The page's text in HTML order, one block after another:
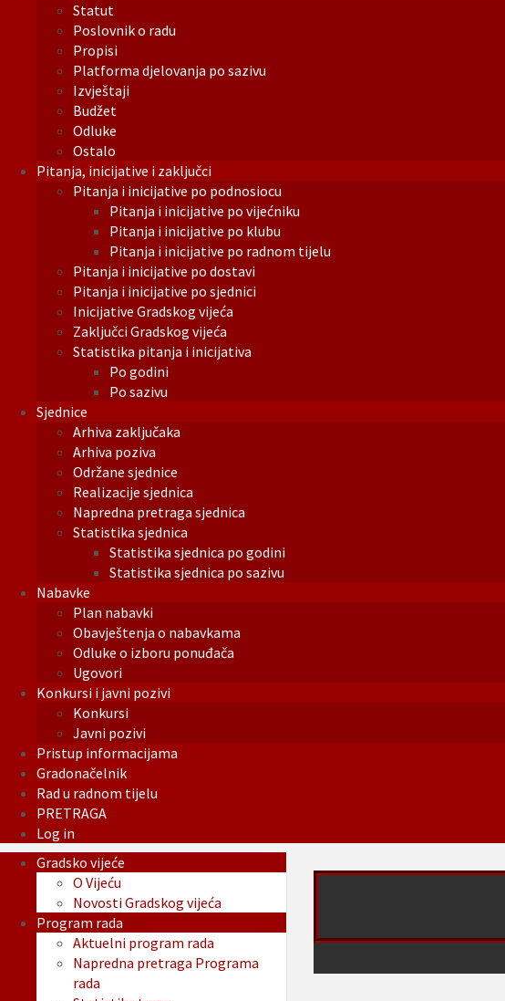
Statut
Poslovnik o radu
Propisi
Platforma djelovanja po sazivu
Izvještaji
Budžet
Odluke
Ostalo
Pitanja, inicijative i zaključci
Pitanja i inicijative po podnosiocu
Pitanja i inicijative po vijećniku
Pitanja i inicijative po klubu
Pitanja i inicijative po radnom tijelu
Pitanja i inicijative po dostavi
Pitanja i inicijative po sjednici
Inicijative Gradskog vijeća
Zaključci Gradskog vijeća
Statistika pitanja i inicijativa
Po godini
Po sazivu
Sjednice
Arhiva zaključaka
Arhiva poziva
Održane sjednice
Realizacije sjednica
Napredna pretraga sjednica
Statistika sjednica
Statistika sjednica po godini
Statistika sjednica po sazivu
Nabavke
Plan nabavki
Obavještenja o nabavkama
Odluke o izboru ponuđača
Ugovori
Konkursi i javni pozivi
Konkursi
Javni pozivi
Pristup informacijama
Gradonačelnik
Rad u radnom tijelu
PRETRAGA
Log in
Gradsko vijeće
O Vijeću
Novosti Gradskog vijeća
Program rada
Aktuelni program rada
Napredna pretraga Programa
rada